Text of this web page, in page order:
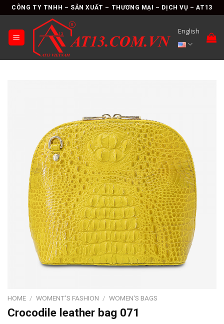
Skip
to
content
CÔNG TY TNHH – SẢN XUẤT – THƯƠNG MẠI – DỊCH VỤ – AT13
English
HOME / WOMENT'S FASHION / WOMEN'S BAGS
Crocodile leather bag 071